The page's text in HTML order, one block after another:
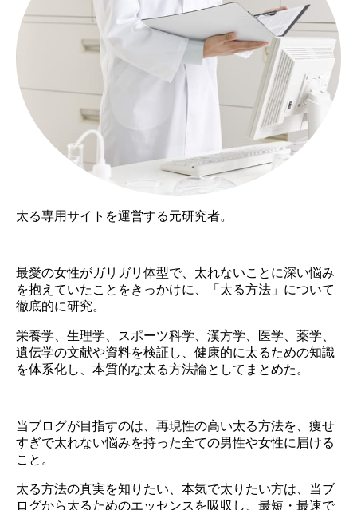
太る専用サイトを運営する元研究者。
最愛の女性がガリガリ体型で、太れないことに深い悩み
を抱えていたことをきっかけに、「太る方法」について
徹底的に研究。
栄養学、生理学、スポーツ科学、漢方学、医学、薬学、
遺伝学の文献や資料を検証し、健康的に太るための知識
を体系化し、本質的な太る方法論としてまとめた。
当ブログが目指すのは、再現性の高い太る方法を、痩せ
すぎで太れない悩みを持った全ての男性や女性に届ける
こと。
太る方法の真実を知りたい、本気で太りたい方は、当ブ
ログから太るためのエッセンスを吸収し、最短・最速で